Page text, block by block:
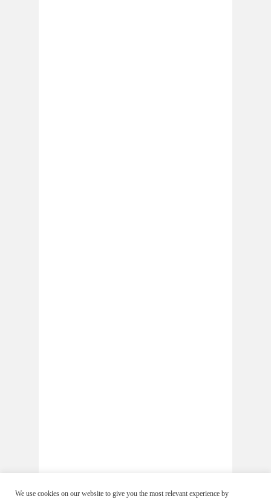
We use cookies on our website to give you the most relevant experience by